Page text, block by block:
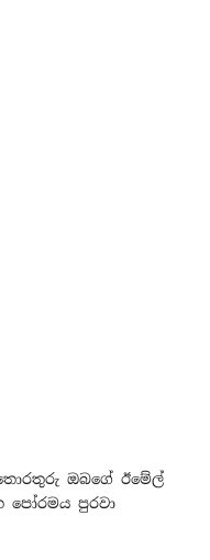
ඔබගේ ඊමේල්
පෝරමය පුරවා